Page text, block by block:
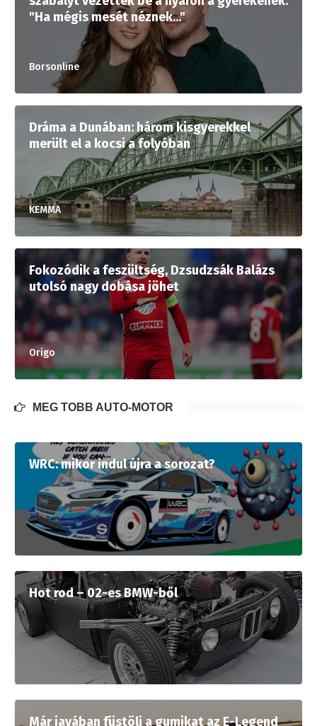
"Ha mégis mesét néznek..."
Borsonline
Dráma a Dunában: három kisgyerekkel
merült el a kocsi a folyóban
KEMMA
Fokozódik a feszültség, Dzsudzsák Balázs
utolsó nagy dobása jöhet
Origo
MÉG TÖBB AUTÓ-MOTOR
WRC: mikor indul újra a sorozat?
Hot rod – 02-es BMW-ből
Már javában füstöli a gumikat az E-Legend